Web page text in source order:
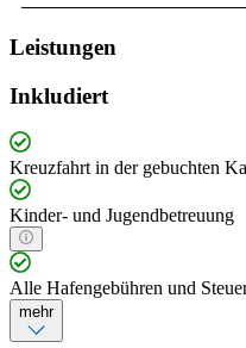
Leistungen
Inkludiert
Kreuzfahrt in der gebuchten
Kinder- und Jugendbetreuung
Alle Hafengebühren und
mehr